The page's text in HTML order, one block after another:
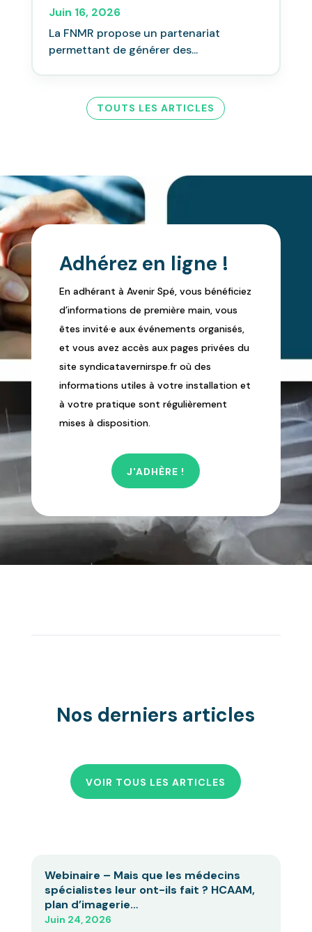
Juin 16, 2026
La FNMR propose un partenariat
permettant de générer des...
TOUTS LES ARTICLES
Adhérez en ligne !
En adhérant à Avenir Spé, vous bénéficiez
d’informations de première main, vous
êtes invité·e aux événements organisés,
et vous avez accès aux pages privées du
site syndicatavernirspe.fr où des
informations utiles à votre installation et
à votre pratique sont régulièrement
mises à disposition.
J'ADHÈRE !
Nos derniers articles
VOIR TOUS LES ARTICLES
Webinaire – Mais que les médecins
spécialistes leur ont-ils fait ? HCAAM,
plan d’imagerie…
Juin 24, 2026